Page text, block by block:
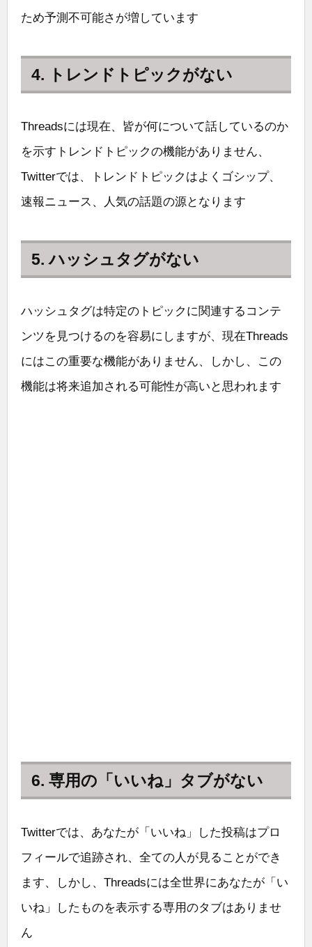
ため予測不可能さが増しています
4. トレンドトピックがない
Threadsには現在、皆が何について話しているのか
を示すトレンドトピックの機能がありません、
Twitterでは、トレンドトピックはよくゴシップ、
速報ニュース、人気の話題の源となります
5. ハッシュタグがない
ハッシュタグは特定のトピックに関連するコンテ
ンツを見つけるのを容易にしますが、現在Threads
にはこの重要な機能がありません、しかし、この
機能は将来追加される可能性が高いと思われます
6. 専用の「いいね」タブがない
Twitterでは、あなたが「いいね」した投稿はプロ
フィールで追跡され、全ての人が見ることができ
ます、しかし、Threadsには全世界にあなたが「い
いね」したものを表示する専用のタブはありませ
ん